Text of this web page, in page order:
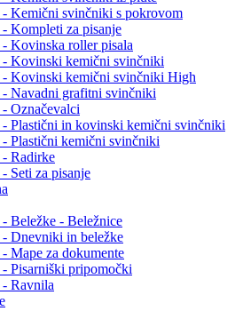
- Kemični svinčniki s pokrovom
- Kompleti za pisanje
- Kovinska roller pisala
- Kovinski kemični svinčniki
- Kovinski kemični svinčniki High
- Navadni grafitni svinčniki
- Označevalci
- Plastični in kovinski kemični svinčniki
- Plastični kemični svinčniki
- Radirke
Seti za pisanje
- Beležke - Beležnice
- Dnevniki in beležke
- Mape za dokumente
- Pisarniški pripomočki
- Ravnila